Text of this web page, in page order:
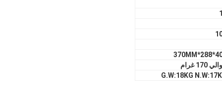
170 غرام
G.W:18KG